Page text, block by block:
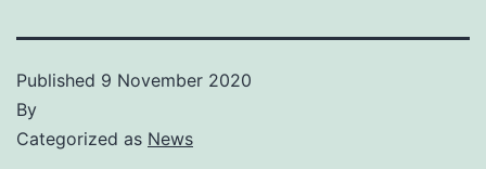
Published 9 November 2020
By
Categorized as News